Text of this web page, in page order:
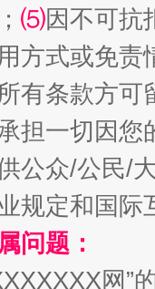
除
⑸因不可抗
方式或免责
有条款方
担一切因
公众/公民/
规定和国
问题：
网”